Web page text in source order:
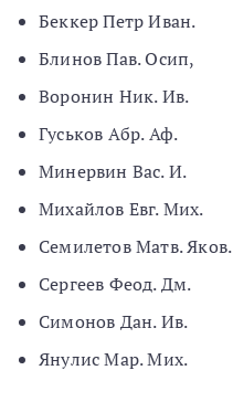
Беккер Петр Иван.
Блинов Пав. Осип,
Воронин Ник. Ив.
Гуськов Абр. Аф.
Минервин Вас. И.
Михайлов Евг. Мих.
Семилетов Матв. Яков.
Сергеев Феод. Дм.
Симонов Дан. Ив.
Янулис Мар. Мих.